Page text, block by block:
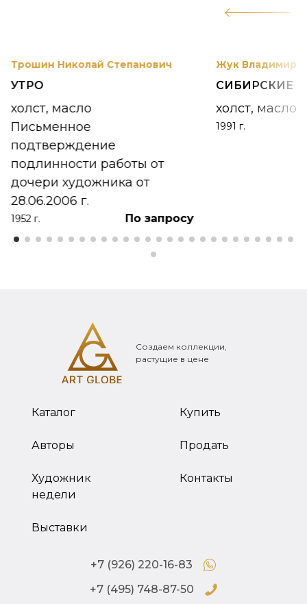
Трошин Николай Степанович
УТРО
холст, масло
Письменное
подтверждение
подлинности работы от
дочери художника от
28.06.2006 г.
1952 г. По запросу
Жук Владимир
СИБИРСКИЕ
холст, масло
1991 г.
Создаем коллекции,
растущие в цене
Каталог
Авторы
Художник
недели
Выставки
Купить
Продать
Контакты
+7 (926) 220-16-83
+7 (495) 748-87-50